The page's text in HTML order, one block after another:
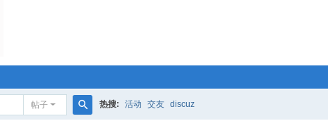
帖子 热搜: 活动 交友 discuz